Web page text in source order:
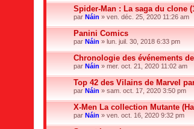
Spider-Man : La saga du clone
par Náin » ven. déc. 25, 2020 11:26 am
Panini Comics
par Náin » lun. juil. 30, 2018 6:33 pm
Chronologie des événements
par Náin » mer. oct. 21, 2020 11:02 am
Top 42 des Vilains de Marvel
par Náin » sam. oct. 17, 2020 3:50 pm
X-Men La collection Mutante
par Náin » ven. oct. 16, 2020 9:32 pm